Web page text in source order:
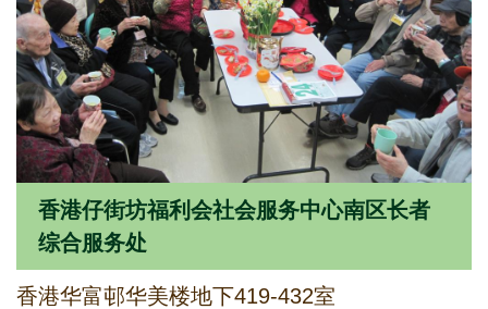
香港仔街坊福利会社会服务中心南区长者
综合服务处
香港华富邨华美楼地下419-432室